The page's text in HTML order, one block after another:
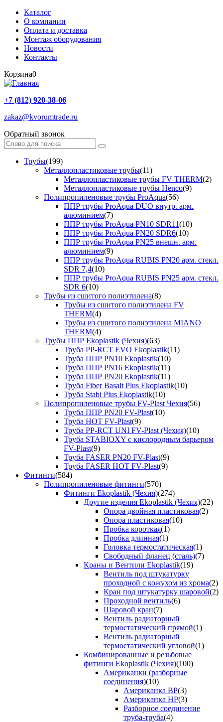
Каталог
О компании
Оплата и доставка
Монтаж оборудования
Новости
Контакты
Корзина0
+7 (812) 920-38-06
zakaz@kvorumtrade.ru
Обратный звонок
Трубы(199)
Металлопластиковые трубы(11)
Металлопластиковые трубы FV THERM(2)
Металлопластиковые трубы Henco(9)
Полипропиленовые трубы ProAqua(56)
ППР трубы ProAqua DUO внутр. арм.
алюминием(7)
ППР трубы ProAqua PN10 SDR11(10)
ППР трубы ProAqua PN20 SDR6(10)
ППР трубы ProAqua PN25 внешн. арм.
алюминием(9)
ППР трубы ProAqua RUBIS PN20 арм. стекл.
SDR 7,4(10)
ППР трубы ProAqua RUBIS PN25 арм. стекл.
SDR 6(10)
Трубы из сшитого полиэтилена(8)
Трубы из сшитого полиэтилена FV
THERM(4)
Трубы из сшитого полиэтилена MIANO
THERM(4)
Трубы ППР Ekoplastik (Чехия)(63)
Труба PP-RCT EVO Ekoplastik(11)
Труба ППР PN10 Ekoplastik(10)
Труба ППР PN16 Ekoplastik(11)
Труба ППР PN20 Ekoplastik(11)
Труба Fiber Basalt Plus Ekoplastik(10)
Труба Stabi Plus Ekoplastik(10)
Полипропиленовые трубы FV-Plast Чехия(56)
Труба ППР PN20 FV-Plast(10)
Труба HOT FV-Plast(9)
Труба PP-RCT UNI FV-Plast (Чехия)(10)
Труба STABIOXY с кислородным барьером
FV-Plast(9)
Труба FASER PN20 FV-Plast(9)
Труба FASER HOT FV-Plast(9)
Фитинги(584)
Полипропиленовые фитинги(570)
Фитинги Ekoplastik (Чехия)(274)
Другие изделия Ekoplastik (Чехия)(22)
Опора двойная пластиковая(2)
Опора пластиковая(10)
Пробка короткая(1)
Пробка длинная(1)
Головка термостатическая(1)
Свободный фланец (сталь)(7)
Краны и Вентили Ekoplastik(19)
Вентиль под штукатурку
проходной с кожухом из хрома(2)
Кран под штукатурку шаровой(2)
Проходной вентиль(6)
Шаровой кран(7)
Вентиль радиаторный
термостатический прямой(1)
Вентиль радиаторный
термостатический угловой(1)
Комбинированные и резьбовые
фитинги Ekoplastik (Чехия)(100)
Американки (разборные
соединения)(10)
Американка ВР(3)
Американка НР(3)
Разборное соединение
труба-труба(4)